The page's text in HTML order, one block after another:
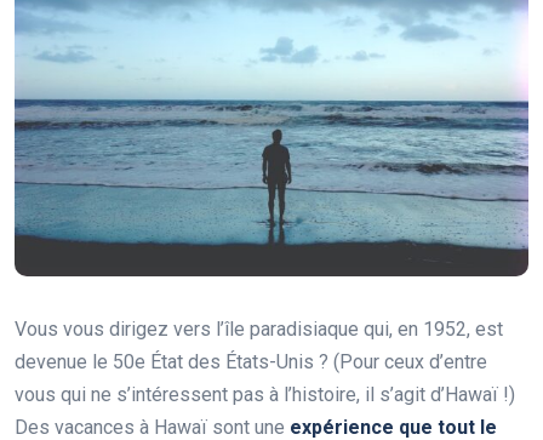
Vous vous dirigez vers l’île paradisiaque qui, en 1952, est
devenue le 50e État des États-Unis ? (Pour ceux d’entre
vous qui ne s’intéressent pas à l’histoire, il s’agit d’Hawaï !)
Des vacances à Hawaï sont une expérience que tout le